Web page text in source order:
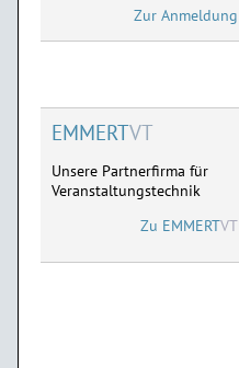
Zur Anmeldung
EMMERTVT
Unsere Partnerfirma für
Veranstaltungstechnik
Zu EMMERTVT